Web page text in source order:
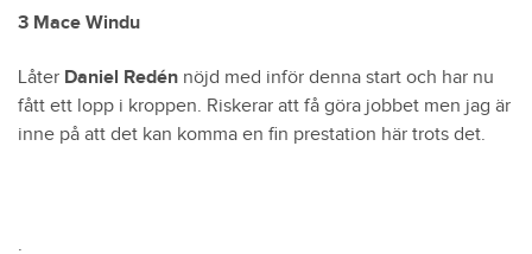
3 Mace Windu
Låter Daniel Redén nöjd med inför denna start och har nu
fått ett lopp i kroppen. Riskerar att få göra jobbet men jag är
inne på att det kan komma en fin prestation här trots det.
.